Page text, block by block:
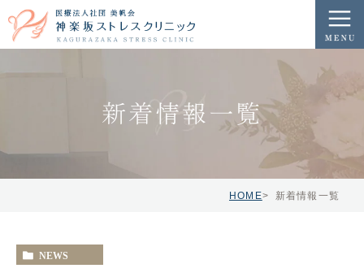
新着情報一覧
HOME 新着情報一覧
NEWS